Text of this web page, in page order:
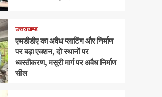
उत्तराखण्ड
एमडीडीए का अवैध प्लाटिंग और निर्माण
पर बड़ा एक्शन, दो स्थानों पर
ध्वस्तीकरण, मसूरी मार्ग पर अवैध निर्माण
सील